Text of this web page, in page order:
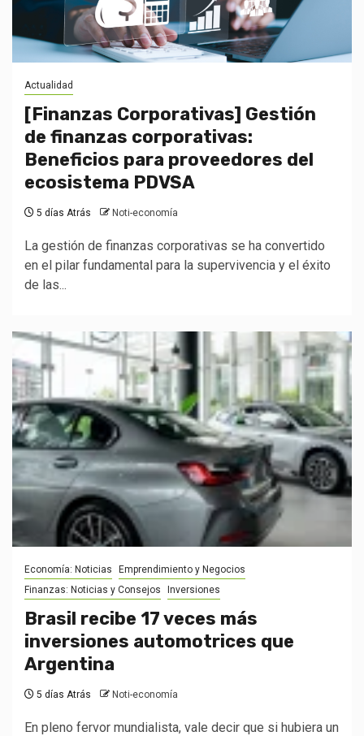
Actualidad
[Finanzas Corporativas] Gestión
de finanzas corporativas:
Beneficios para proveedores del
ecosistema PDVSA
5 días Atrás Noti-economía
La gestión de finanzas corporativas se ha convertido
en el pilar fundamental para la supervivencia y el éxito
de las...
Economía: Noticias
Emprendimiento y Negocios
Finanzas: Noticias y Consejos
Inversiones
Brasil recibe 17 veces más
inversiones automotrices que
Argentina
5 días Atrás Noti-economía
En pleno fervor mundialista, vale decir que si hubiera un